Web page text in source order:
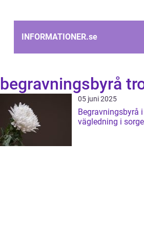
INFORMATIONER.se
begravningsbyrå
05 juni 2025
Begravningsbyrå
vägledning i